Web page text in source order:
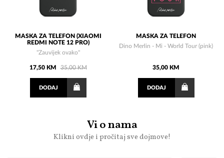
MASKA ZA TELEFON (XIAOMI
REDMI NOTE 12 PRO)
"Zauvijek ovako"
17,50 KM 35,00 KM
DODAJ
MASKA ZA TELEFON
Dino Merlin - Mi - World Tour (pink)
35,00 KM
DODAJ
Vi o nama
Klikni ovdje i pročitaj sve dojmove!